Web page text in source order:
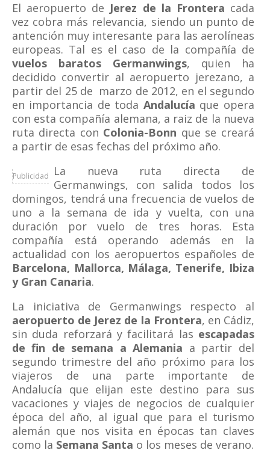
El aeropuerto de Jerez de la Frontera cada
vez cobra más relevancia, siendo un punto de
antención muy interesante para las aerolíneas
europeas. Tal es el caso de la compañía de
vuelos baratos Germanwings, quien ha
decidido convertir al aeropuerto jerezano, a
partir del 25 de marzo de 2012, en el segundo
en importancia de toda Andalucía que opera
con esta compañía alemana, a raiz de la nueva
ruta directa con Colonia-Bonn que se creará
a partir de esas fechas del próximo año.
Publicidad
La nueva ruta directa de
Germanwings, con salida todos los
domingos, tendrá una frecuencia de vuelos de
uno a la semana de ida y vuelta, con una
duración por vuelo de tres horas. Esta
compañía está operando además en la
actualidad con los aeropuertos españoles de
Barcelona, Mallorca, Málaga, Tenerife, Ibiza
y Gran Canaria.
La iniciativa de Germanwings respecto al
aeropuerto de Jerez de la Frontera, en Cádiz,
sin duda reforzará y facilitará las escapadas
de fin de semana a Alemania a partir del
segundo trimestre del año próximo para los
viajeros de una parte importante de
Andalucía que elijan este destino para sus
vacaciones y viajes de negocios de cualquier
época del año, al igual que para el turismo
alemán que nos visita en épocas tan claves
como la Semana Santa o los meses de verano.